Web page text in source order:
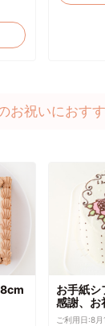
お祝いにおす
お手紙シ
感謝、お
直径
ご利用日:8月